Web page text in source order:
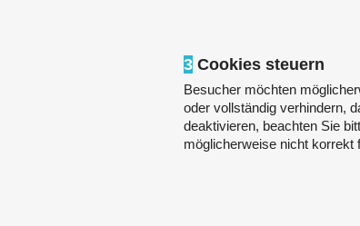
3 Cookies steuern
Besucher möchten
oder vollständig verhindern,
deaktivieren, beachten Sie
möglicherweise nicht korrekt